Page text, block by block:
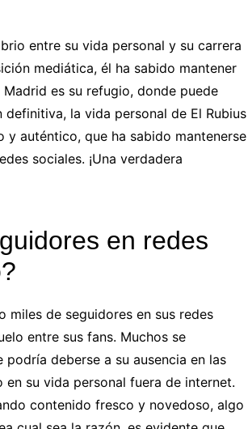
entre su vida personal y su carrera
mediática, él ha sabido mantener
es su refugio, donde puede
la vida personal de El Rubius
auténtico, que ha sabido mantenerse
sociales. ¡Una verdadera
en redes
de seguidores en sus redes
entre sus fans. Muchos se
deberse a su ausencia en las
su vida personal fuera de internet.
contenido fresco y novedoso, algo